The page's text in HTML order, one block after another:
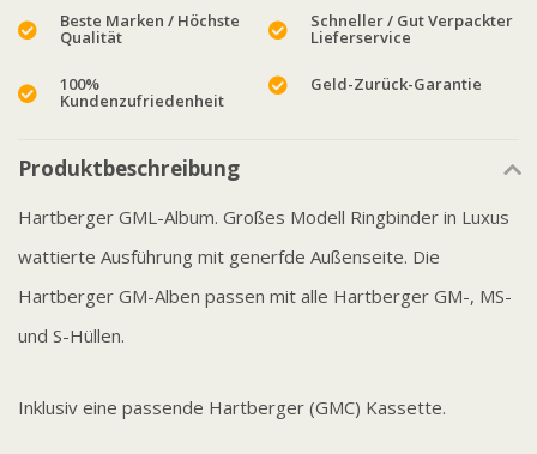
Beste Marken / Höchste
Qualität
Schneller / Gut Verpackter
Lieferservice
100%
Kundenzufriedenheit
Geld-Zurück-Garantie
Produktbeschreibung
Hartberger GML-Album. Großes Modell Ringbinder in Luxus
wattierte Ausführung mit generfde Außenseite. Die
Hartberger GM-Alben passen mit alle Hartberger GM-, MS-
und S-Hüllen.
Inklusiv eine passende Hartberger (GMC) Kassette.